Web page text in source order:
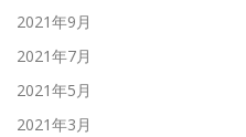
2021年9月
2021年7月
2021年5月
2021年3月